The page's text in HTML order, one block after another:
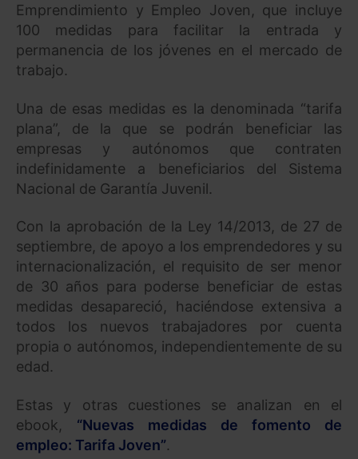
Emprendimiento y Empleo Joven, que incluye
100 medidas para facilitar la entrada y
permanencia de los jóvenes en el mercado de
trabajo.
Una de esas medidas es la denominada “tarifa
plana”, de la que se podrán beneficiar las
empresas y autónomos que contraten
indefinidamente a beneficiarios del Sistema
Nacional de Garantía Juvenil.
Con la aprobación de la Ley 14/2013, de 27 de
septiembre, de apoyo a los emprendedores y su
internacionalización, el requisito de ser menor
de 30 años para poderse beneficiar de estas
medidas desapareció, haciéndose extensiva a
todos los nuevos trabajadores por cuenta
propia o autónomos, independientemente de su
edad.
Estas y otras cuestiones se analizan en el
ebook, “Nuevas medidas de fomento de
empleo: Tarifa Joven”.